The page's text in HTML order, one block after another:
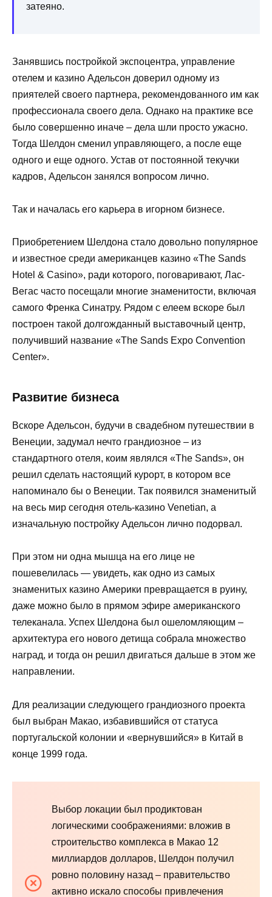
затеяно.
Занявшись постройкой экспоцентра, управление
отелем и казино Адельсон доверил одному из
приятелей своего партнера, рекомендованного им как
профессионала своего дела. Однако на практике все
было совершенно иначе – дела шли просто ужасно.
Тогда Шелдон сменил управляющего, а после еще
одного и еще одного. Устав от постоянной текучки
кадров, Адельсон занялся вопросом лично.
Так и началась его карьера в игорном бизнесе.
Приобретением Шелдона стало довольно популярное
и известное среди американцев казино «The Sands
Hotel & Casino», ради которого, поговаривают, Лас-
Вегас часто посещали многие знаменитости, включая
самого Френка Синатру. Рядом с елеем вскоре был
построен такой долгожданный выставочный центр,
получивший название «The Sands Expo Convention
Center».
Развитие бизнеса
Вскоре Адельсон, будучи в свадебном путешествии в
Венеции, задумал нечто грандиозное – из
стандартного отеля, коим являлся «The Sands», он
решил сделать настоящий курорт, в котором все
напоминало бы о Венеции. Так появился знаменитый
на весь мир сегодня отель-казино Venetian, а
изначальную постройку Адельсон лично подорвал.
При этом ни одна мышца на его лице не
пошевелилась — увидеть, как одно из самых
знаменитых казино Америки превращается в руину,
даже можно было в прямом эфире американского
телеканала. Успех Шелдона был ошеломляющим –
архитектура его нового детища собрала множество
наград, и тогда он решил двигаться дальше в этом же
направлении.
Для реализации следующего грандиозного проекта
был выбран Макао, избавившийся от статуса
португальской колонии и «вернувшийся» в Китай в
конце 1999 года.
Выбор локации был продиктован
логическими соображениями: вложив в
строительство комплекса в Макао 12
миллиардов долларов, Шелдон получил
ровно половину назад – правительство
активно искало способы привлечения